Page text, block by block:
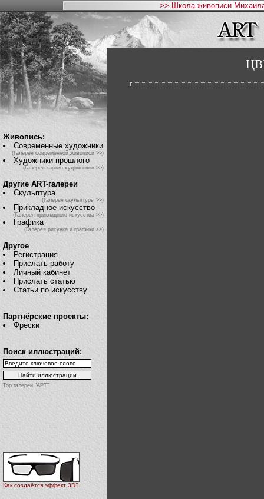
>> Школа живописи
Живопись:
Современные художники
(Галерея современной живописи >>)
Художники прошлого
(Галерея картин художников >>)
Другие ART-галереи
Скульптура
(Галерея скульптуры >>)
Прикладное искусство
(Галерея прикладного искусства >>)
Графика
(Галерея рисунка и графики >>)
Другое
Регистрация
Прислать работу
Личный кабинет
Прислать статью
Статьи по искусству
Партнёрские проекты:
Фрески
Поиск иллюстраций:
Top галереи "АРТ"
Как создаётся эффект 3D?